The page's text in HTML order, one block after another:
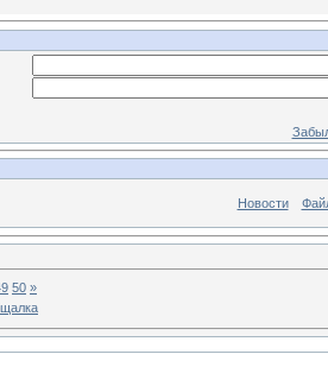
Новости
50 »